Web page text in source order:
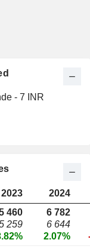
- 7 INR
2023 2024
460
259
6 782
6 644
2.07%